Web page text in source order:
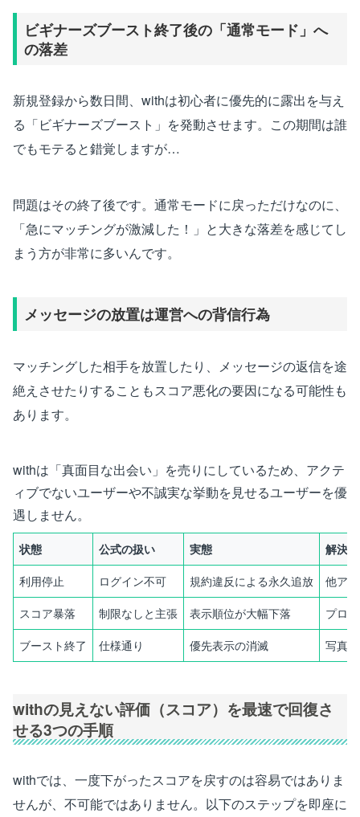
ビギナーズブースト終了後の「通常モード」へ
の落差
新規登録から数日間、withは初心者に優先的に露出を与え
る「ビギナーズブースト」を発動させます。この期間は誰
でもモテると錯覚しますが…
問題はその終了後です。通常モードに戻っただけなのに、
「急にマッチングが激減した！」と大きな落差を感じてし
まう方が非常に多いんです。
メッセージの放置は運営への背信行為
マッチングした相手を放置したり、メッセージの返信を途
絶えさせたりすることもスコア悪化の要因になる可能性も
あります。
withは「真面目な出会い」を売りにしているため、アクテ
ィブでないユーザーや不誠実な挙動を見せるユーザーを優
遇しません。
状態 公式の扱い 実態
解決策
利用停止
ログイン不可 規約違反による永久追放
他ア
スコア暴落
制限なしと主張 表示順位が大幅下落
プロ
ブースト終了
仕様通り 優先表示の消滅 写真
withの見えない評価（スコア）を最速で回復さ
せる3つの手順
withでは、一度下がったスコアを戻すのは容易ではありま
せんが、不可能ではありません。以下のステップを即座に